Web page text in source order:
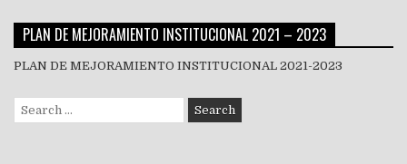
PLAN DE MEJORAMIENTO INSTITUCIONAL 2021 – 2023
PLAN DE MEJORAMIENTO INSTITUCIONAL 2021-2023
Search
for: